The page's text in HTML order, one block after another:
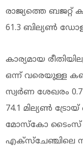
രാജ്യത്തെ ബജറ്റ്
61.3 ബില്യൺ
കാര്യമായ
ഒന്ന് വരെയുള്ള
സ്വർണ ശേഖരം
74.1 മില്യൺ
മോസ്കോ ടൈംസ്
എക്സ്ചേഞ്ചിലെ